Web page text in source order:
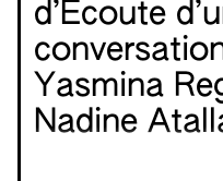
d’Écoute
Yasmina
Nadine